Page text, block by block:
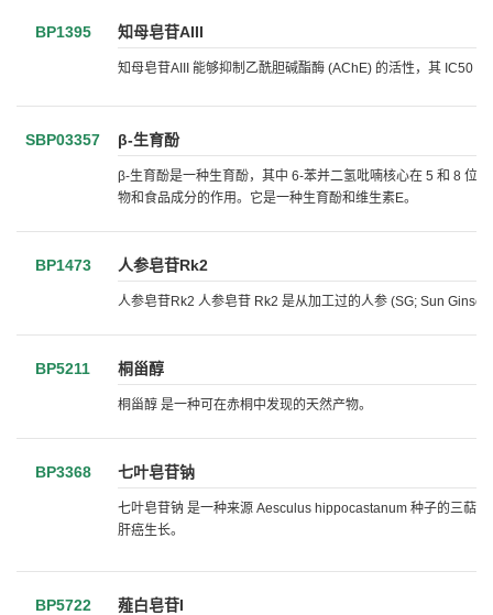
BP1395 知母皂苷AIII
知母皂苷AIII 能够抑制乙酰胆碱酯酶 (AChE) 的活性，其 IC50
SBP03357 β-生育酚
β-生育酚是一种生育酚，其中 6-苯并二氢吡喃核心在 5 和 8 位
物和食品成分的作用。它是一种生育酚和维生素E。
BP1473 人参皂苷Rk2
人参皂苷Rk2 人参皂苷 Rk2 是从加工过的人参 (SG; Sun
BP5211 桐甾醇
桐甾醇 是一种可在赤桐中发现的天然产物。
BP3368 七叶皂苷钠
七叶皂苷钠 是一种来源 Aesculus hippocastanum 种子的三萜
肝癌生长。
BP5722 薤白皂苷I